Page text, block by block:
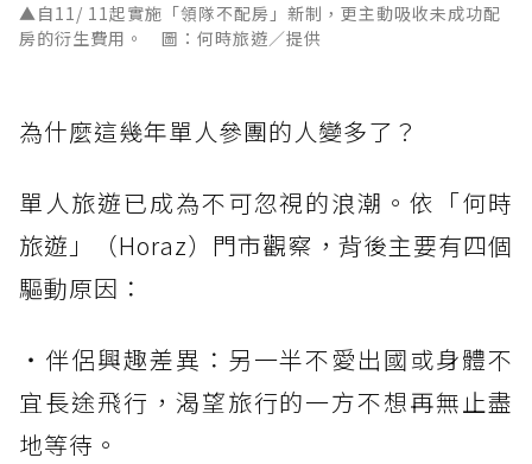
▲自11/ 11起實施「領隊不配房」新制，更主動吸收未成功配
房的衍生費用。 圖：何時旅遊／提供
為什麼這幾年單人參團的人變多了？
單人旅遊已成為不可忽視的浪潮。依「何時
旅遊」（Horaz）門市觀察，背後主要有四個
驅動原因：
・伴侶興趣差異：另一半不愛出國或身體不
宜長途飛行，渴望旅行的一方不想再無止盡
地等待。